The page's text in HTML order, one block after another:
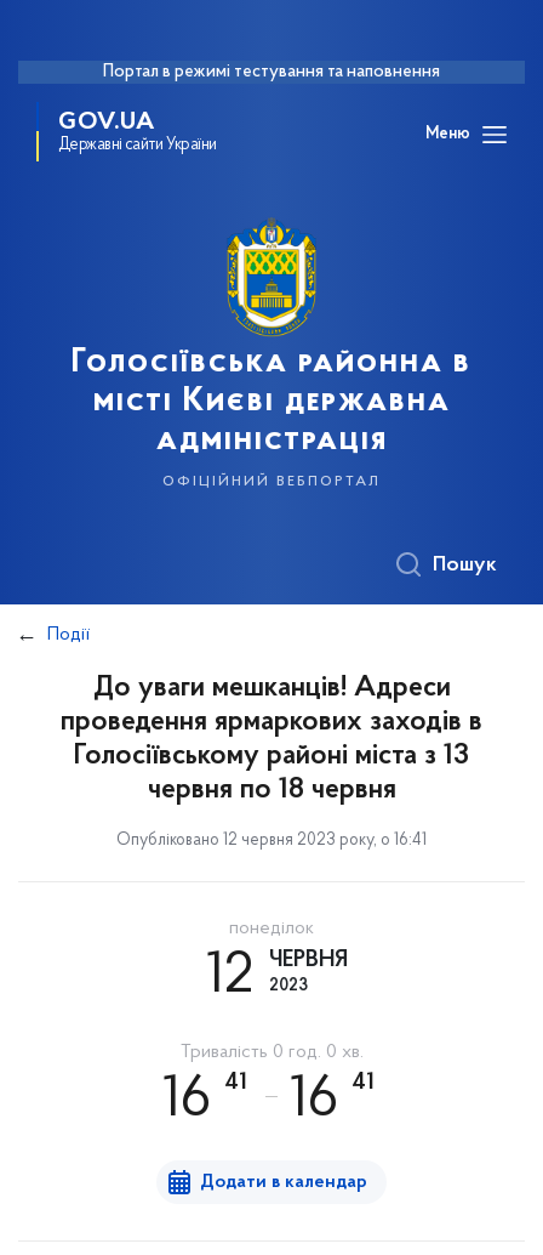
Портал в режимі тестування та наповнення
GOV.UA
Державні сайти України
Меню
Голосіївська районна в
місті Києві державна
адміністрація
офіційний вебпортал
Пошук
Події
До уваги мешканців! Адреси
проведення ярмаркових заходів в
Голосіївському районі міста з 13
червня по 18 червня
Опубліковано 12 червня 2023 року, о 16:41
понеділок
12 ЧЕРВНЯ
2023
Тривалість 0 год. 0 хв.
16 41 16 41
Додати в календар